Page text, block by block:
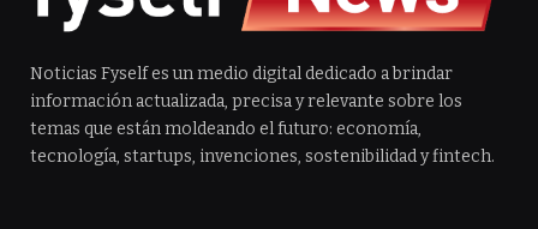
Noticias Fyself es un medio digital dedicado a brindar
información actualizada, precisa y relevante sobre los
temas que están moldeando el futuro: economía,
tecnología, startups, invenciones, sostenibilidad y fintech.